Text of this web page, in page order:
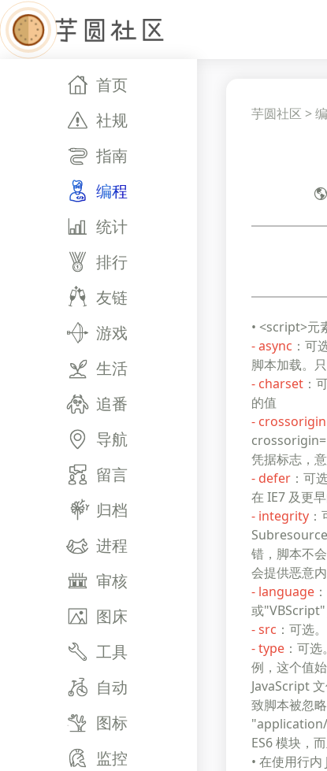
首页
社规
指南
编程
统计
排行
友链
游戏
生活
追番
导航
留言
归档
进程
审核
图床
工具
自动
图标
监控
芋圆社区 >
• <script>元
- async ：可
脚本加载。
- charset ：
的值
- crossorigin
凭据标志，
- defer ：可
在 IE7 及更
- integrity
错，脚本不
会提供恶意
- language
或"VBScript"
-src ：可选
-type ：可
例，这个值
JavaScript
致脚本被忽
ES6 模块，
• 在使用行